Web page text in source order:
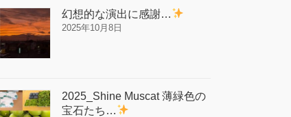
幻想的な演出に感謝…
2025年10月8日
2025_Shine Muscat 薄緑色の
宝石たち…